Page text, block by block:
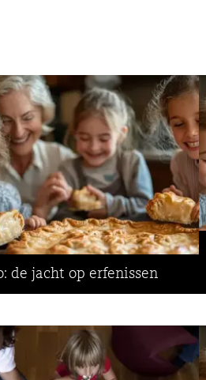
de jacht op erfenissen